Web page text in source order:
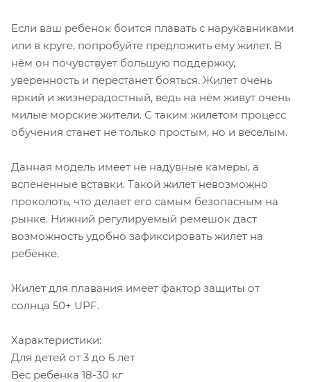
Если ваш ребенок боится плавать с нарукавниками
или в круге, попробуйте предложить ему жилет. В
нём он почувствует большую поддержку,
уверенность и перестанет бояться. Жилет очень
яркий и жизнерадостный, ведь на нём живут очень
милые морские жители. С таким жилетом процесс
обучения станет не только простым, но и веселым.
Данная модель имеет не надувные камеры, а
вспененные вставки. Такой жилет невозможно
проколоть, что делает его самым безопасным на
рынке. Нижний регулируемый ремешок даст
возможность удобно зафиксировать жилет на
ребёнке.
Жилет для плавания имеет фактор защиты от
солнца 50+ UPF.
Характеристики:
Для детей от 3 до 6 лет
Вес ребенка 18-30 кг